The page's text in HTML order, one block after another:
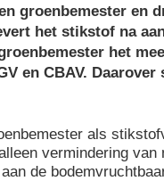
groenbemester en
het stikstof na
het
en CBAV.
als
vermindering van
de